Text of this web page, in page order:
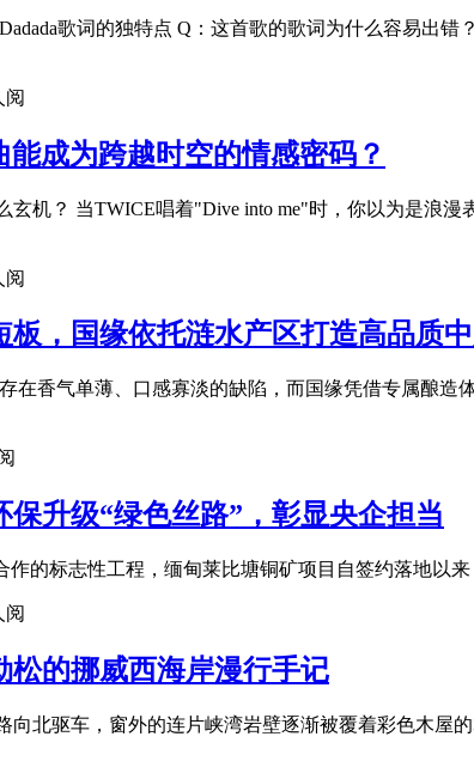
歌词的独特点 Q：这首歌的歌词为什么容易出
阅
能成为跨越时空的情感密码？
玄机？ 当TWICE唱着"Dive into me"时，你以为是浪
阅
板，国缘依托涟水产区打造高品质
在香气单薄、口感寡淡的缺陷，而国缘凭借专属酿
保升级“绿色丝路”，彰显央企担当
作的标志性工程，缅甸莱比塘铜矿项目自签约落地以
阅
松的挪威西海岸漫行手记
向北驱车，窗外的连片峡湾岩壁逐渐被覆着彩色木